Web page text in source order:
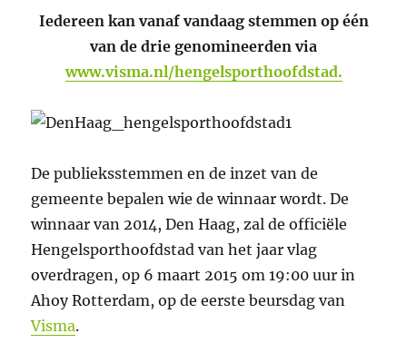
Iedereen kan vanaf vandaag stemmen op één
van de drie genomineerden via
www.visma.nl/hengelsporthoofdstad.
De publieksstemmen en de inzet van de
gemeente bepalen wie de winnaar wordt. De
winnaar van 2014, Den Haag, zal de officiële
Hengelsporthoofdstad van het jaar vlag
overdragen, op 6 maart 2015 om 19:00 uur in
Ahoy Rotterdam, op de eerste beursdag van
Visma.